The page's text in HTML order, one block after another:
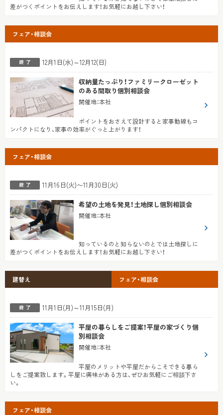
差がつくポイントをお伝えします！お気軽にお越し下さい！
フェア・相談会
12月1日(水)～12月12(日)
収納量たっぷり！ファミリークローゼット
のある間取り個別相談会
開催地：本社
ポイントをおさえて設計すると家事動線もコ
ンパクトになり、家事の効率がぐっと上がります！
フェア・相談会
11月16日(火)〜11月30日(火)
希望の土地を発見！土地探し個別相談会
開催地：本社
知っているのと知らないのとでは土地探しに
差がつくポイントをお伝えします！お気軽にお越し下さい！
建替え フェア・相談会
11月1日(月)～11月15日(月)
平屋の暮らしをご提案！平屋の家づくり個
別相談会
開催地：本社
平屋のメリットや平屋だからこそできる暮ら
しをご提案致します。平屋に興味がある方は、ぜひお気軽にご相談下さ
い。
フェア・相談会